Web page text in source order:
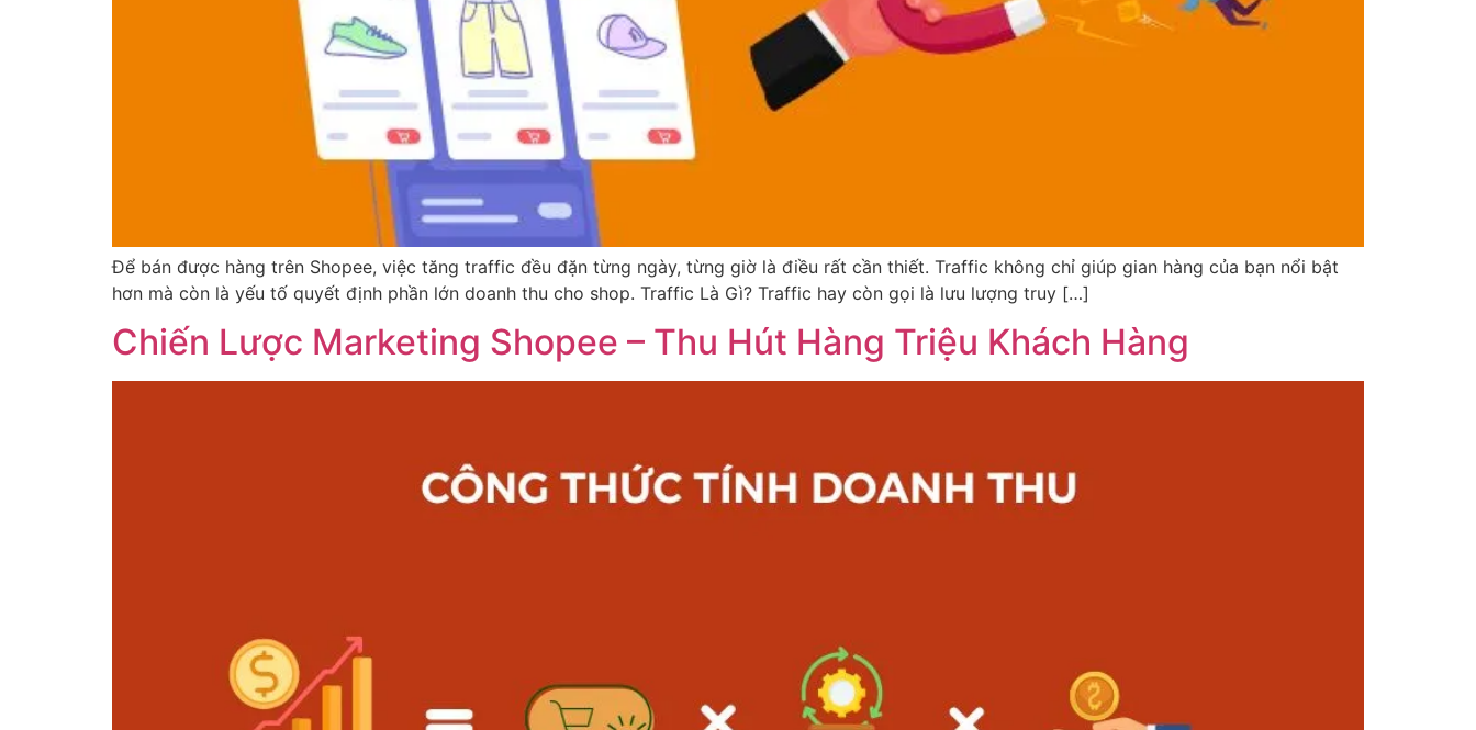
Để bán được hàng trên Shopee, việc tăng traffic đều đặn từng ngày, từng giờ là điều rất cần thiết. Traffic không chỉ giúp gian hàng của bạn nổi bật
hơn mà còn là yếu tố quyết định phần lớn doanh thu cho shop. Traffic Là Gì? Traffic hay còn gọi là lưu lượng truy […]
Chiến Lược Marketing Shopee – Thu Hút Hàng Triệu Khách Hàng